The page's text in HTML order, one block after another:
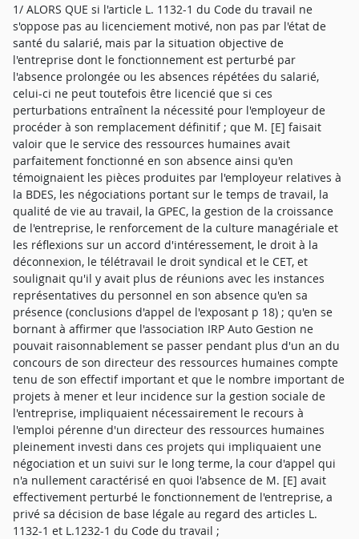
1/ ALORS QUE si l'article L. 1132-1 du Code du travail ne
s'oppose pas au licenciement motivé, non pas par l'état de
santé du salarié, mais par la situation objective de
l'entreprise dont le fonctionnement est perturbé par
l'absence prolongée ou les absences répétées du salarié,
celui-ci ne peut toutefois être licencié que si ces
perturbations entraînent la nécessité pour l'employeur de
procéder à son remplacement définitif ; que M. [E] faisait
valoir que le service des ressources humaines avait
parfaitement fonctionné en son absence ainsi qu'en
témoignaient les pièces produites par l'employeur relatives à
la BDES, les négociations portant sur le temps de travail, la
qualité de vie au travail, la GPEC, la gestion de la croissance
de l'entreprise, le renforcement de la culture managériale et
les réflexions sur un accord d'intéressement, le droit à la
déconnexion, le télétravail le droit syndical et le CET, et
soulignait qu'il y avait plus de réunions avec les instances
représentatives du personnel en son absence qu'en sa
présence (conclusions d'appel de l'exposant p 18) ; qu'en se
bornant à affirmer que l'association IRP Auto Gestion ne
pouvait raisonnablement se passer pendant plus d'un an du
concours de son directeur des ressources humaines compte
tenu de son effectif important et que le nombre important de
projets à mener et leur incidence sur la gestion sociale de
l'entreprise, impliquaient nécessairement le recours à
l'emploi pérenne d'un directeur des ressources humaines
pleinement investi dans ces projets qui impliquaient une
négociation et un suivi sur le long terme, la cour d'appel qui
n'a nullement caractérisé en quoi l'absence de M. [E] avait
effectivement perturbé le fonctionnement de l'entreprise, a
privé sa décision de base légale au regard des articles L.
1132-1 et L.1232-1 du Code du travail ;